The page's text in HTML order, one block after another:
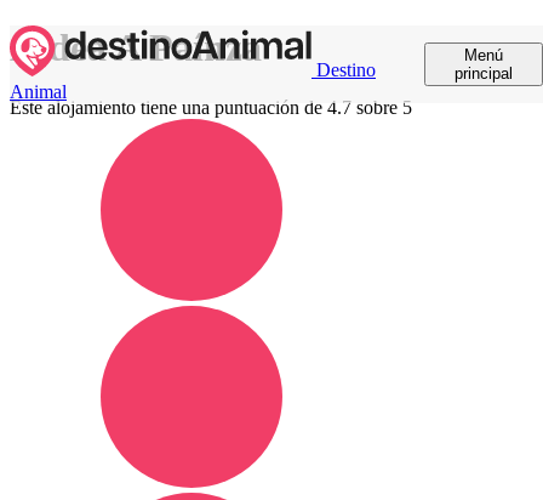
Destino
Animal
Menú
principal
Aldea A Paínza
Este alojamiento tiene una puntuación de 4.7 sobre 5